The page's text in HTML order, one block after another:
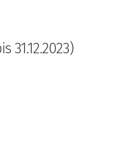
31.12.2023)